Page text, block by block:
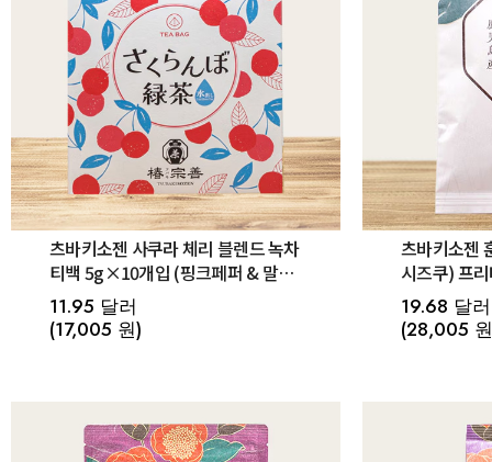
츠바키소젠 사쿠라 체리 블렌드 녹차
티백 5g×10개입 (핑크페퍼 & 말차)
기간한정
11.95 달러
(17,005 원)
츠바키소젠
시즈쿠) 프
90g
19.68 달러
(28,005